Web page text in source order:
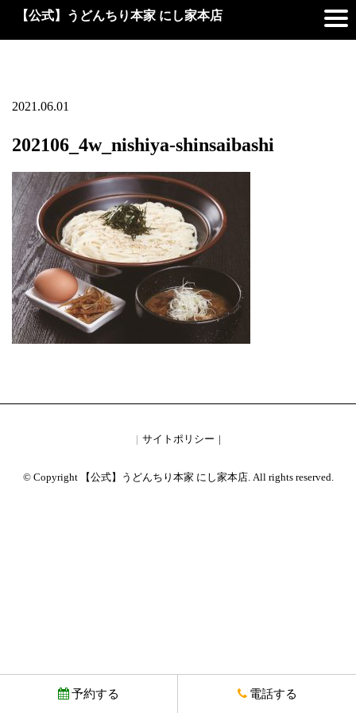
【公式】うどんちり本家 にし家本店
2021.06.01
202106_4w_nishiya-shinsaibashi
サイトポリシー
© Copyright 【公式】うどんちり本家 にし家本店. All rights reserved.
予約する 電話する